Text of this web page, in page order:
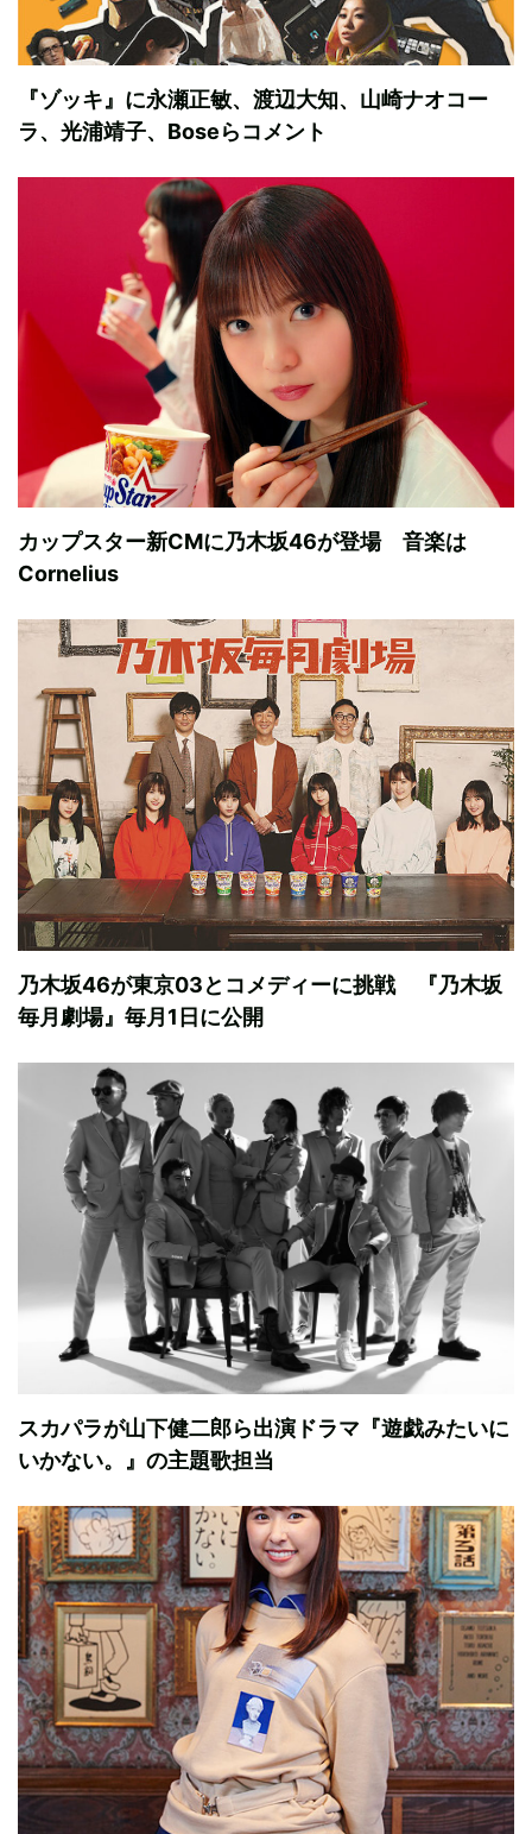
『ゾッキ』に永瀬正敏、渡辺大知、山崎ナオコー
ラ、光浦靖子、Boseらコメント
カップスター新CMに乃木坂46が登場 音楽は
Cornelius
乃木坂46が東京03とコメディーに挑戦 『乃木坂
毎月劇場』毎月1日に公開
スカパラが山下健二郎ら出演ドラマ『遊戯みたいに
いかない。』の主題歌担当